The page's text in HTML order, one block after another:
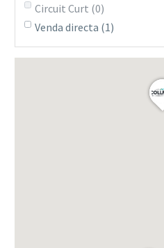
Circuit Curt (0)
Venda directa (1)